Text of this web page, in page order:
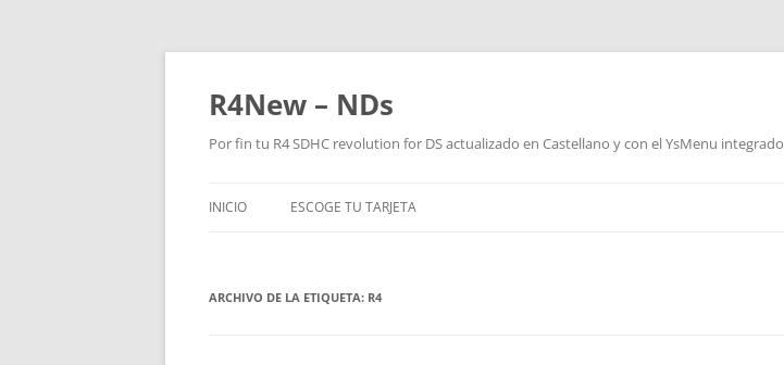
R4New – NDs
Por fin tu R4 SDHC revolution for DS actualizado en Castellano y con el YsMenu integrado
INICIO ESCOGE TU TARJETA
R4 SDHC 3DS DUAL CORE
ARCHIVO DE LA ETIQUETA: R4